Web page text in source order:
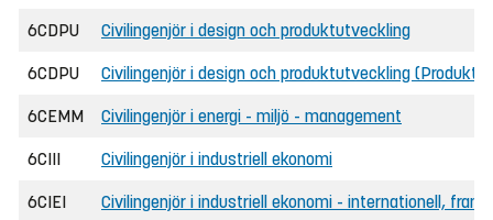
6CDPU Civilingenjör i design och produktutveckling
6CDPU Civilingenjör i design och produktutveckling
6CEMM Civilingenjör i energi - miljö - management
6CIII Civilingenjör i industriell ekonomi
6CIEI Civilingenjör i industriell ekonomi - internationell,